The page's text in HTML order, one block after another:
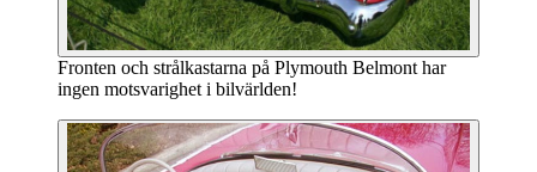
Fronten och strålkastarna på Plymouth Belmont har
ingen motsvarighet i bilvärlden!